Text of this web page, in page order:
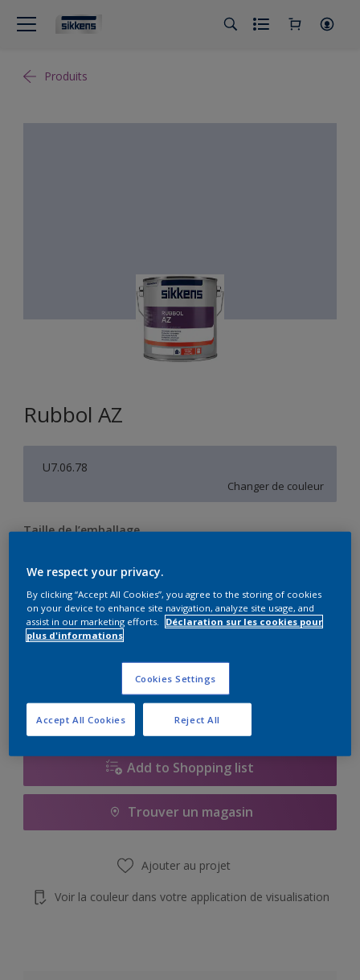
Produits
Rubbol AZ
U7.06.78
Changer de couleur
Taille de l’emballage
Quantité Calculateur de peinture
Calculer
Ce produit n'est pas destiné à la vente en ligne et ne
peut être acheté que dans des magasins sélectionnés.
Add to Shopping list
Trouver un magasin
Ajouter au projet
Voir la couleur dans votre application de visualisation
We respect your privacy.
By clicking “Accept All Cookies”, you agree to the storing of cookies
on your device to enhance site navigation, analyze site usage, and
assist in our marketing efforts.
Déclaration sur les cookies pour
plus d'informations
Cookies Settings
Reject All
Accept All Cookies